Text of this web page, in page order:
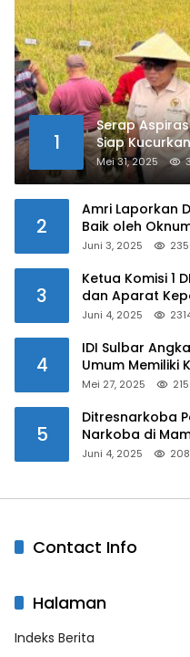
1
Serap
Siap
Kalukku
Mei 31, 2025
2
Amri Laporkan
Baik oleh
Juni 3, 2025
3
Ketua Komisi 1
dan Aparat
Juni 4, 2025
4
IDI Sulbar
Umum Memiliki
Mei 27, 2025
5
Ditresnarkoba
Narkoba di
Juni 4, 2025
Contact Info
Halaman
Indeks Berita